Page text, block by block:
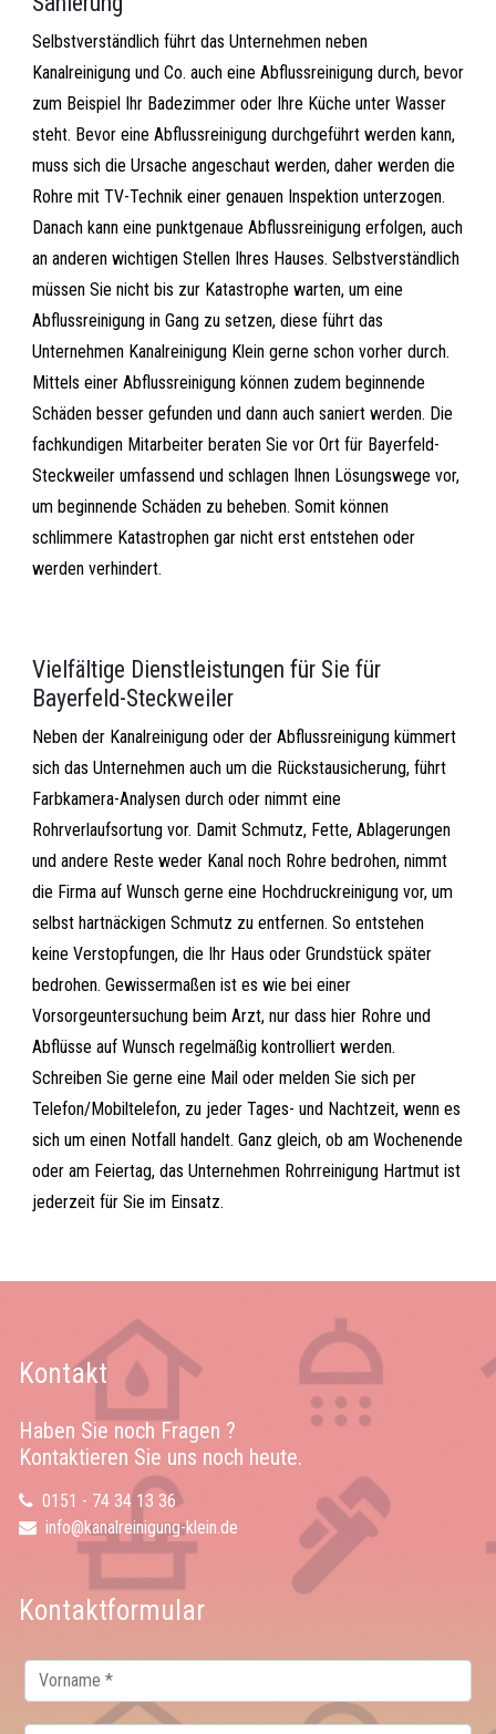
Selbstverständlich führt das Unternehmen neben
Kanalreinigung und Co. auch eine Abflussreinigung durch, bevor
zum Beispiel Ihr Badezimmer oder Ihre Küche unter Wasser
steht. Bevor eine Abflussreinigung durchgeführt werden kann,
muss sich die Ursache angeschaut werden, daher werden die
Rohre mit TV-Technik einer genauen Inspektion unterzogen.
Danach kann eine punktgenaue Abflussreinigung erfolgen, auch
an anderen wichtigen Stellen Ihres Hauses. Selbstverständlich
müssen Sie nicht bis zur Katastrophe warten, um eine
Abflussreinigung in Gang zu setzen, diese führt das
Unternehmen Kanalreinigung Klein gerne schon vorher durch.
Mittels einer Abflussreinigung können zudem beginnende
Schäden besser gefunden und dann auch saniert werden. Die
fachkundigen Mitarbeiter beraten Sie vor Ort für Bayerfeld-
Steckweiler umfassend und schlagen Ihnen Lösungswege vor,
um beginnende Schäden zu beheben. Somit können
schlimmere Katastrophen gar nicht erst entstehen oder
werden verhindert.
Vielfältige Dienstleistungen für Sie für
Bayerfeld-Steckweiler
Neben der Kanalreinigung oder der Abflussreinigung kümmert
sich das Unternehmen auch um die Rückstausicherung, führt
Farbkamera-Analysen durch oder nimmt eine
Rohrverlaufsortung vor. Damit Schmutz, Fette, Ablagerungen
und andere Reste weder Kanal noch Rohre bedrohen, nimmt
die Firma auf Wunsch gerne eine Hochdruckreinigung vor, um
selbst hartnäckigen Schmutz zu entfernen. So entstehen
keine Verstopfungen, die Ihr Haus oder Grundstück später
bedrohen. Gewissermaßen ist es wie bei einer
Vorsorgeuntersuchung beim Arzt, nur dass hier Rohre und
Abflüsse auf Wunsch regelmäßig kontrolliert werden.
Schreiben Sie gerne eine Mail oder melden Sie sich per
Telefon/Mobiltelefon, zu jeder Tages- und Nachtzeit, wenn es
sich um einen Notfall handelt. Ganz gleich, ob am Wochenende
oder am Feiertag, das Unternehmen Rohrreinigung Hartmut ist
jederzeit für Sie im Einsatz.
Kontakt
Haben Sie noch Fragen ?
Kontaktieren Sie uns noch heute.
0151 - 74 34 13 36
info@kanalreinigung-klein.de
Kontaktformular